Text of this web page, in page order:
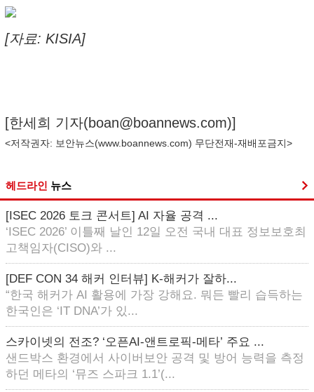
[자료: KISIA]
[한세희 기자(boan@boannews.com)]
<저작권자: 보안뉴스(www.boannews.com) 무단전재-재배포금지>
헤드라인 뉴스
[ISEC 2026 토크 콘서트] AI 자율 공격 ...
‘ISEC 2026’ 이틀째 날인 12일 오전 국내 대표 정보보호최
고책임자(CISO)와 ...
[DEF CON 34 해커 인터뷰] K-해커가 잘하...
“한국 해커가 AI 활용에 가장 강해요. 뭐든 빨리 습득하는
한국인은 ‘IT DNA’가 있...
스카이넷의 전조? ‘오픈AI-앤트로픽-메타’ 주요 ...
샌드박스 환경에서 사이버보안 공격 및 방어 능력을 측정
하던 메타의 ‘뮤즈 스파크 1.1’(...